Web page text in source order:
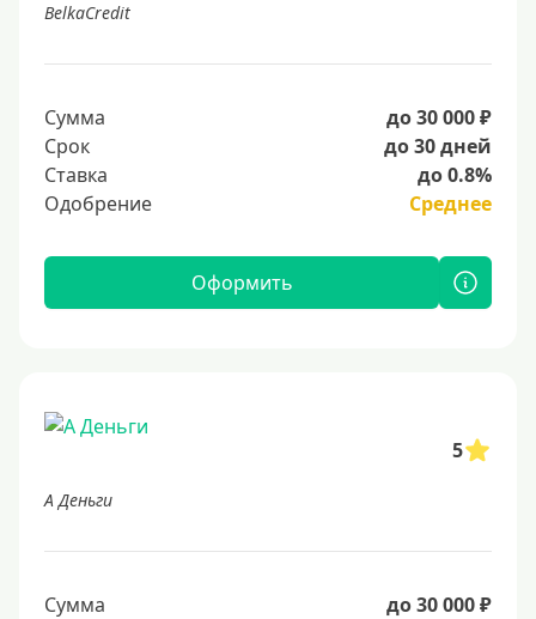
BelkaCredit
Сумма
до 30 000 ₽
Срок
до 30 дней
Ставка
до 0.8%
Одобрение
Среднее
Оформить
5
А Деньги
Сумма
до 30 000 ₽